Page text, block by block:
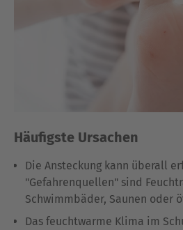
Häufigste Ursachen
Die Ansteckung kann überall
"Gefahrenquellen" sind
Schwimmbäder, Saunen oder
Das feuchtwarme Klima im